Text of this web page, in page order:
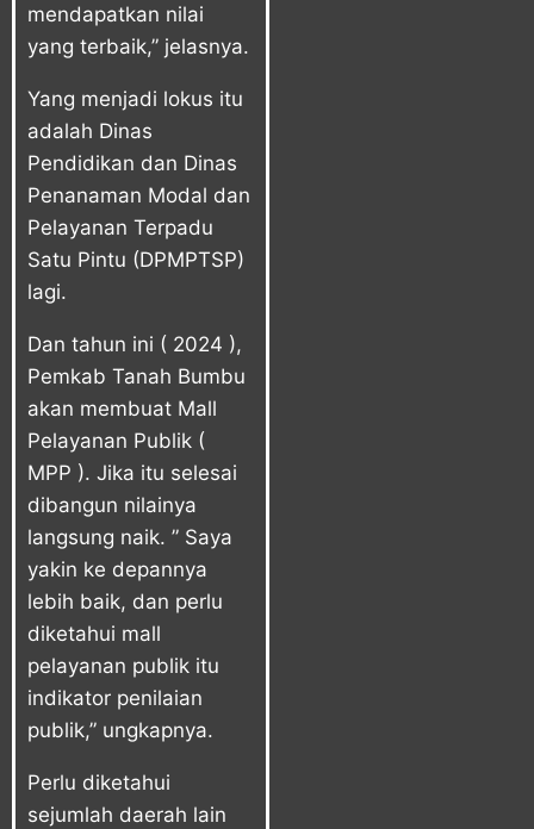
mendapatkan nilai
yang terbaik,” jelasnya.
Yang menjadi lokus itu
adalah Dinas
Pendidikan dan Dinas
Penanaman Modal dan
Pelayanan Terpadu
Satu Pintu (DPMPTSP)
lagi.
Dan tahun ini ( 2024 ),
Pemkab Tanah Bumbu
akan membuat Mall
Pelayanan Publik (
MPP ). Jika itu selesai
dibangun nilainya
langsung naik. ” Saya
yakin ke depannya
lebih baik, dan perlu
diketahui mall
pelayanan publik itu
indikator penilaian
publik,” ungkapnya.
Perlu diketahui
sejumlah daerah lain